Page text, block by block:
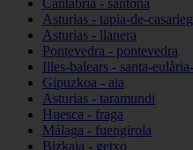
Cantabria - santoña
Asturias - tapia-de-
Asturias - llanera
Pontevedra - pontevedra
Illes-balears - santa-
Gipuzkoa - aia
Asturias - taramundi
Huesca - fraga
Málaga - fuengirola
Bizkaia - getxo